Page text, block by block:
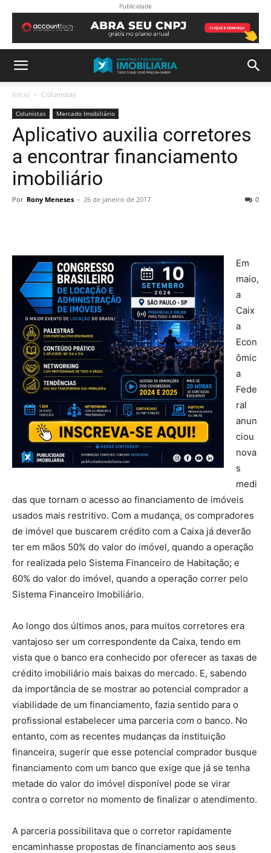
Publicidade
Início Colunistas
Colunistas Mercado Imobiliário
Aplicativo auxilia corretores
a encontrar financiamento
imobiliário
Por Rony Meneses - 26 de janeiro de 2017 0
Em
maio,
a
Caix
a
Econ
ômic
a
Fede
ral
anun
ciou
nova
s
medi
das que tornam o acesso ao financiamento de imóveis
usados mais restritivo. Com a mudança, os compradores
de imóvel que buscarem crédito com a Caixa já deverão
ter em mãos 50% do valor do imóvel, quando a operação
for realizada pelo Sistema Financeiro de Habitação; e
60% do valor do imóvel, quando a operação correr pelo
Sistema Financeiro Imobiliário.
Ao longo dos últimos anos, para muitos corretores era
vantajoso ser um correspondente da Caixa, tendo em
vista que o banco era conhecido por oferecer as taxas de
crédito imobiliário mais baixas do mercado. E, sabendo
da importância de se mostrar ao potencial comprador a
viabilidade de um financiamento, fazia sentido para o
profissional estabelecer uma parceria com o banco. No
entanto, com as recentes mudanças da instituição
financeira, sugerir que esse potencial comprador busque
financiamento com um banco que exige que já se tenha
metade do valor do imóvel disponível pode se virar
contra o corretor no momento de finalizar o atendimento.
A parceria possibilitava que o corretor rapidamente
encaminhasse propostas de financiamento aos seus